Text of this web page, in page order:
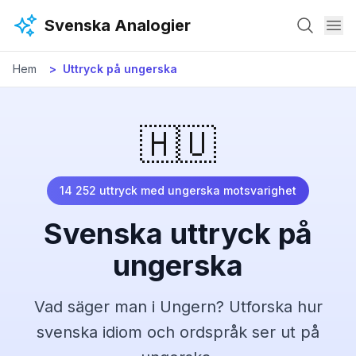
Svenska Analogier
Hem Uttryck på ungerska
🇭🇺
14 252 uttryck med ungerska motsvarighet
Svenska uttryck på
ungerska
Vad säger man i Ungern? Utforska hur
svenska idiom och ordspråk ser ut på